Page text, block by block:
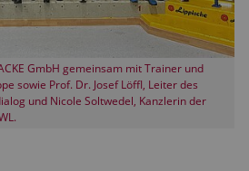
GmbH gemeinsam mit Trainer und
sowie Prof. Dr. Josef Löffl, Leiter des
und Nicole Soltwedel, Kanzlerin der